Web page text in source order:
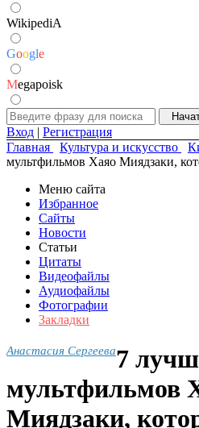
WikipediA
Google
Megapoisk
Вход | Регистрация
Главная
Культура и искусство
мультфильмов Хаяо Миядзаки,
Меню сайта
Избранное
Сайты
Новости
Статьи
Цитаты
Видеофайлы
Аудиофайлы
Фотографии
Закладки
Анастасия Сергеева7
мультфильмов
Миядзаки,